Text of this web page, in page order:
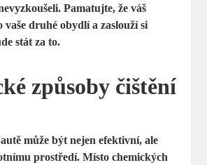
Pamatujte, že váš
druhé obydlí a zaslouží si
stát za to.
způsoby čištění
může být nejen efektivní, ale
prostředí. Místo chemických